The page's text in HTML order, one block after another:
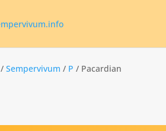
/Sempervivum / P / Pacardian